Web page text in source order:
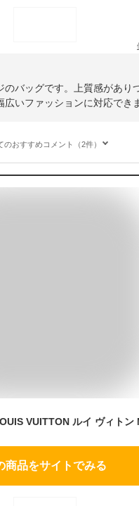
バッグです。上質感があり
いファッションに対応でき
のおすすめコメント（2件）
商品をサイトでみる